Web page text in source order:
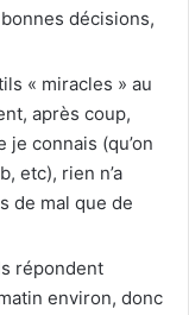
décisions,
« miracles » au
après coup,
connais (qu’on
etc), rien n’a
de mal que de
répondent
environ, donc